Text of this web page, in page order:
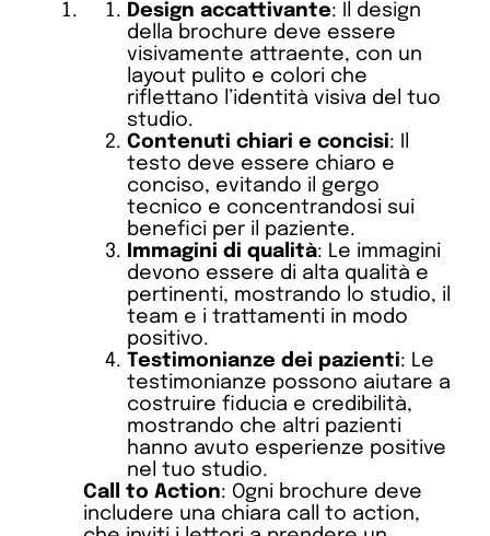
Design accattivante: Il design
della brochure deve essere
visivamente attraente, con un
layout pulito e colori che
riflettano l’identità visiva del tuo
studio.
Contenuti chiari e concisi: Il
testo deve essere chiaro e
conciso, evitando il gergo
tecnico e concentrandosi sui
benefici per il paziente.
Immagini di qualità: Le immagini
devono essere di alta qualità e
pertinenti, mostrando lo studio, il
team e i trattamenti in modo
positivo.
Testimonianze dei pazienti: Le
testimonianze possono aiutare a
costruire fiducia e credibilità,
mostrando che altri pazienti
hanno avuto esperienze positive
nel tuo studio.
Call to Action: Ogni brochure deve
includere una chiara call to action,